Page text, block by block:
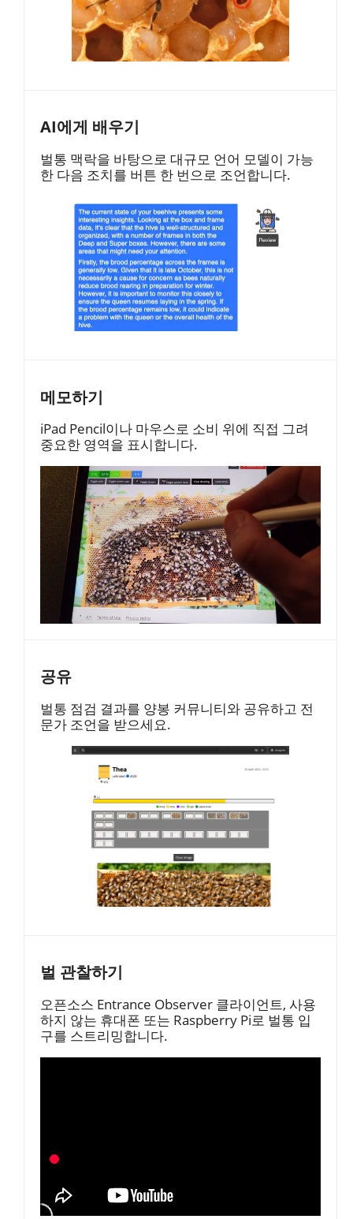
AI에게 배우기
벌통 맥락을 바탕으로 대규모 언어 모델이 가능
한 다음 조치를 버튼 한 번으로 조언합니다.
메모하기
iPad Pencil이나 마우스로 소비 위에 직접 그려
중요한 영역을 표시합니다.
공유
벌통 점검 결과를 양봉 커뮤니티와 공유하고 전
문가 조언을 받으세요.
벌 관찰하기
오픈소스 Entrance Observer 클라이언트, 사용
하지 않는 휴대폰 또는 Raspberry Pi로 벌통 입
구를 스트리밍합니다.